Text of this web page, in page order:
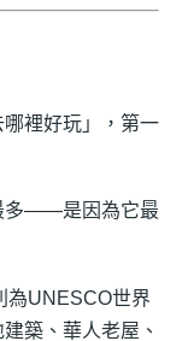
裡好玩」，第一
多——是因為它最
為UNESCO世界
築、華人老屋、